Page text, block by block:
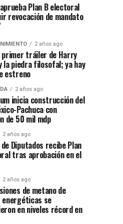
Plan B electoral
revocación de mandato
2 años ago
primer tráiler de Harry
la piedra filosofal; ya hay
estreno
2 años ago
inicia construcción del
Pachuca con
de 50 mil mdp
2 años ago
Diputados recibe Plan
tras aprobación en el
2 años ago
de metano de
se
en niveles récord en